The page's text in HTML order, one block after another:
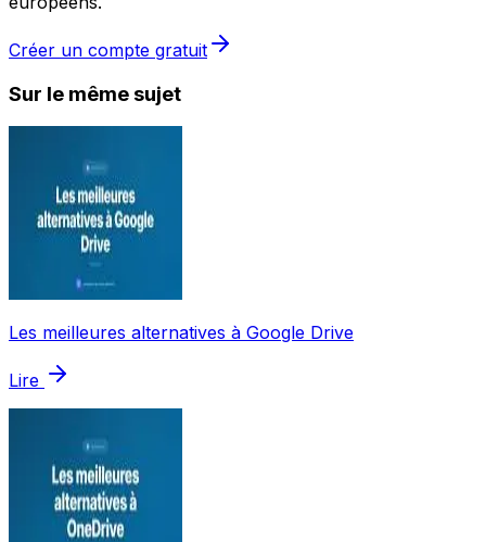
Créer un compte gratuit
Sur le même sujet
Les meilleures alternatives à Google Drive
Lire